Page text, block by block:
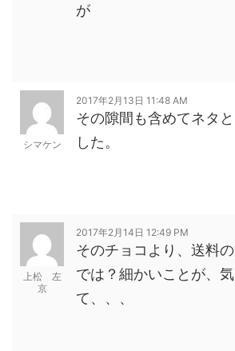
が
シマケン
2017年2月13日 11:48 AM
その隙間も含めてネタ
した。
上松 左
京
2017年2月14日 12:49 PM
そのチョコより、送料
では？細かいことが、
て、、、